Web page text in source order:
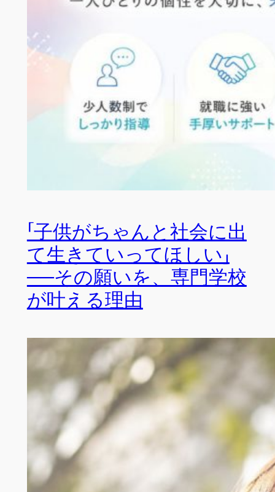
「子供がちゃんと社会に出
て生きていってほしい」
──その願いを、専門学校
が叶える理由